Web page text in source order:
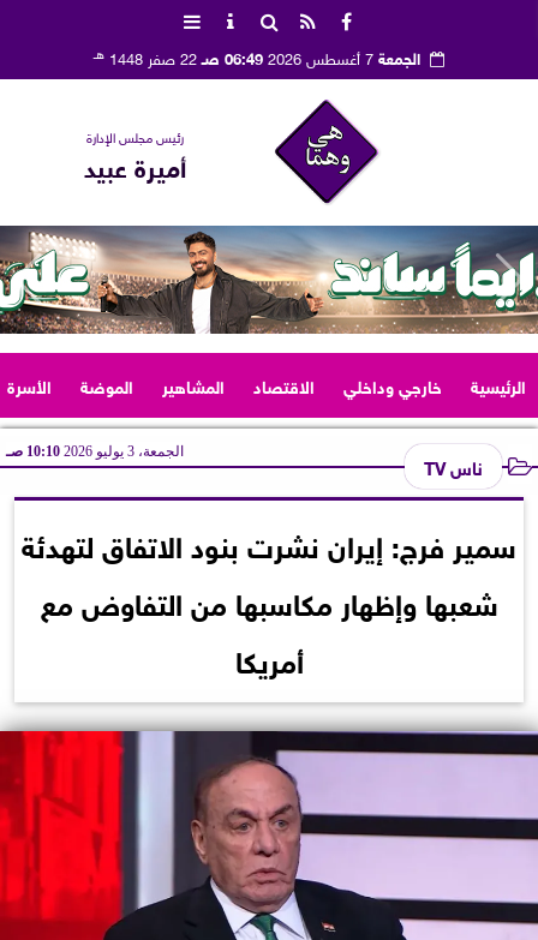
الجمعة 06:49 صـ 22 صفر 1448 هـ
رئيس مجلس الإدارة
أميرة عبيد
الرئيسية خارجي وداخلي الاقتصاد المشاهير الموضة الأسرة
ناس TV الجمعة، 3 يوليو 2026 10:10 صـ
سمير فرج: إيران نشرت بنود الاتفاق لتهدئة
شعبها وإظهار مكاسبها من التفاوض مع
أمريكا